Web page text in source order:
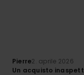
Pierre2. aprile 2026
Un acquisto